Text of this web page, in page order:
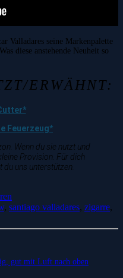
Valladares seine Markenpalette
diese anstehende Neuheit so
ERWÄHNT:
Feuerzeug*
Wenn du sie nutzt und
Provision. Für dich
du uns unterstützen.
, santiago valladares, zigarre,